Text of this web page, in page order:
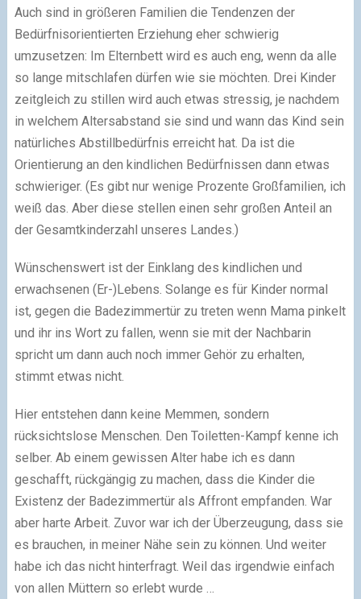
Auch sind in größeren Familien die Tendenzen der
Bedürfnisorientierten Erziehung eher schwierig
umzusetzen: Im Elternbett wird es auch eng, wenn da alle
so lange mitschlafen dürfen wie sie möchten. Drei Kinder
zeitgleich zu stillen wird auch etwas stressig, je nachdem
in welchem Altersabstand sie sind und wann das Kind sein
natürliches Abstillbedürfnis erreicht hat. Da ist die
Orientierung an den kindlichen Bedürfnissen dann etwas
schwieriger. (Es gibt nur wenige Prozente Großfamilien, ich
weiß das. Aber diese stellen einen sehr großen Anteil an
der Gesamtkinderzahl unseres Landes.)
Wünschenswert ist der Einklang des kindlichen und
erwachsenen (Er-)Lebens. Solange es für Kinder normal
ist, gegen die Badezimmertür zu treten wenn Mama pinkelt
und ihr ins Wort zu fallen, wenn sie mit der Nachbarin
spricht um dann auch noch immer Gehör zu erhalten,
stimmt etwas nicht.
Hier entstehen dann keine Memmen, sondern
rücksichtslose Menschen. Den Toiletten-Kampf kenne ich
selber. Ab einem gewissen Alter habe ich es dann
geschafft, rückgängig zu machen, dass die Kinder die
Existenz der Badezimmertür als Affront empfanden. War
aber harte Arbeit. Zuvor war ich der Überzeugung, dass sie
es brauchen, in meiner Nähe sein zu können. Und weiter
habe ich das nicht hinterfragt. Weil das irgendwie einfach
von allen Müttern so erlebt wurde …